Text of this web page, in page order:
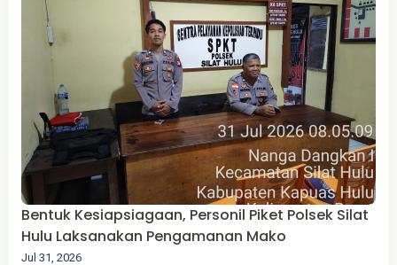
Bentuk Kesiapsiagaan, Personil Piket Polsek Silat
Hulu Laksanakan Pengamanan Mako
Jul 31, 2026